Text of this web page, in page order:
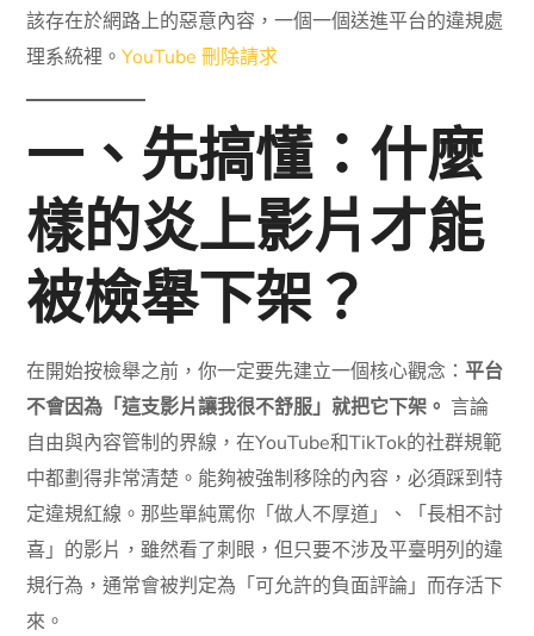
該存在於網路上的惡意內容，一個一個送進平台的違規處
理系統裡。YouTube 刪除請求
一、先搞懂：什麼
樣的炎上影片才能
被檢舉下架？
在開始按檢舉之前，你一定要先建立一個核心觀念：平台
不會因為「這支影片讓我很不舒服」就把它下架。 言論
自由與內容管制的界線，在YouTube和TikTok的社群規範
中都劃得非常清楚。能夠被強制移除的內容，必須踩到特
定違規紅線。那些單純罵你「做人不厚道」、「長相不討
喜」的影片，雖然看了刺眼，但只要不涉及平臺明列的違
規行為，通常會被判定為「可允許的負面評論」而存活下
來。